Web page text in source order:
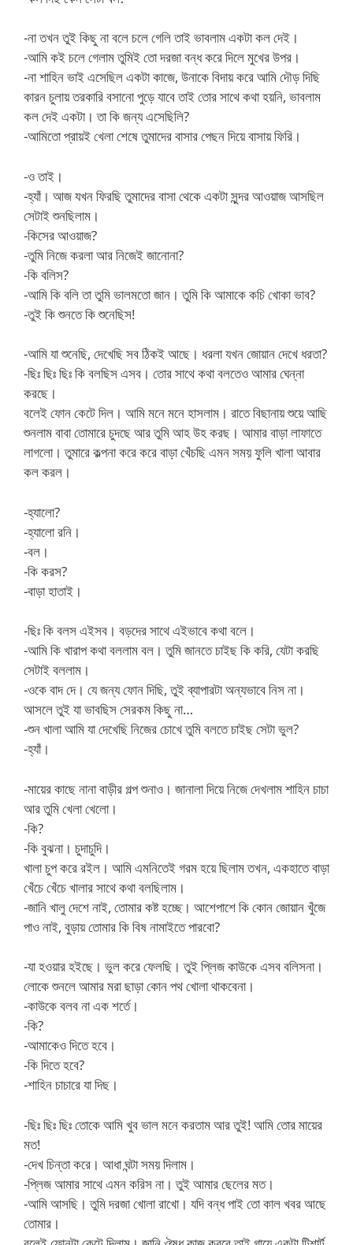
-না তখন তুই কিছু না বলে চলে গেলি তাই ভাবলাম একটা কল দেই।
-আমি কই চলে গেলাম তুমিই তো দরজা বন্ধ করে দিলে মুখের উপর।
-না শাহিন ভাই এসেছিল একটা কাজে, উনাকে বিদায় করে আমি দৌড় দিছি
কারন চুলায় তরকারি বসানো পুড়ে যাবে তাই তোর সাথে কথা হয়নি, ভাবলাম
কল দেই একটা। তা কি জন্য এসেছিলি?
-আমিতো প্রায়ই খেলা শেষে তুমাদের বাসার পেছন দিয়ে বাসায় ফিরি।
-ও তাই।
-হ্যাঁ। আজ যখন ফিরছি তুমাদের বাসা থেকে একটা সুন্দর আওয়াজ আসছিল
সেটাই শুনছিলাম।
-কিসের আওয়াজ?
-তুমি নিজে করলা আর নিজেই জানোনা?
-কি বলিস?
-আমি কি বলি তা তুমি ভালমতো জান। তুমি কি আমাকে কচি খোকা ভাব?
-তুই কি শুনতে কি শুনেছিস!
-আমি যা শুনেছি, দেখেছি সব ঠিকই আছে। ধরলা যখন জোয়ান দেখে ধরতা?
-ছিঃ ছিঃ ছিঃ কি বলছিস এসব। তোর সাথে কথা বলতেও আমার ঘেন্না
করছে।
বলেই ফোন কেটে দিল। আমি মনে মনে হাসলাম। রাতে বিছানায় শুয়ে আছি
শুনলাম বাবা তোমারে চুদছে আর তুমি আহ উহ করছ। আমার বাড়া লাফাতে
লাগলো। তুমারে কল্পনা করে করে বাড়া খেঁচছি এমন সময় ফুলি খালা আবার
কল করল।
-হ্যালো?
-হ্যালো রনি।
-বল।
-কি করস?
-বাড়া হাতাই।
-ছিঃ কি বলস এইসব। বড়দের সাথে এইভাবে কথা বলে।
-আমি কি খারাপ কথা বললাম বল। তুমি জানতে চাইছ কি করি, যেটা করছি
সেটাই বললাম।
-ওকে বাদ দে। যে জন্য ফোন দিছি, তুই ব্যাপারটা অন্যভাবে নিস না।
আসলে তুই যা ভাবছিস সেরকম কিছু না…
-শুন খালা আমি যা দেখেছি নিজের চোখে তুমি বলতে চাইছ সেটা ভুল?
-হ্যাঁ।
-মায়ের কাছে নানা বাড়ীর গল্প শুনাও। জানালা দিয়ে নিজে দেখলাম শাহিন চাচা
আর তুমি খেলা খেলো।
-কি?
-কি বুঝনা। চুদাচুদি।
খালা চুপ করে রইল। আমি এমনিতেই গরম হয়ে ছিলাম তখন, একহাতে বাড়া
খেঁচে খেঁচে খালার সাথে কথা বলছিলাম।
-জানি খালু দেশে নাই, তোমার কষ্ট হচ্ছে। আশেপাশে কি কোন জোয়ান খুঁজে
পাও নাই, বুড়ায় তোমার কি বিষ নামাইতে পারবো?
-যা হওয়ার হইছে। ভুল করে ফেলছি। তুই প্লিজ কাউকে এসব বলিসনা।
লোকে শুনলে আমার মরা ছাড়া কোন পথ খোলা থাকবেনা।
-কাউকে বলব না এক শর্তে।
-কি?
-আমাকেও দিতে হবে।
-কি দিতে হবে?
-শাহিন চাচারে যা দিছ।
-ছিঃ ছিঃ ছিঃ তোকে আমি খুব ভাল মনে করতাম আর তুই! আমি তোর মায়ের
মত!
-দেখ চিন্তা করে। আধা ঘন্টা সময় দিলাম।
-প্লিজ আমার সাথে এমন করিস না। তুই আমার ছেলের মত।
-আমি আসছি। তুমি দরজা খোলা রাখো। যদি বন্ধ পাই তো কাল খবর আছে
তোমার।